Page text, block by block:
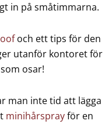
in på småtimmarna.
och ett tips för den
utanför kontoret för
som osar!
man inte tid att lägga
minihårsprayför en